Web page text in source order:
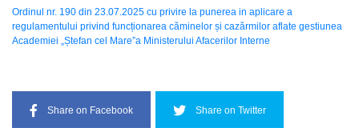
Ordinul nr. 190 din 23.07.2025 cu privire la рunеrеа in aplicare a
regulamentului privind funcționarea căminеlоr și саzărmilоr aflate gestiunea
Academiei „Ștefan cel Mare”а Ministerului Afacerilor Interne
Share on Facebook Share on Twitter